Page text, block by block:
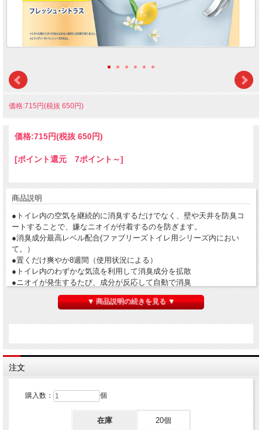
価格:715円(税抜 650円)
価格:715円(税抜 650円)
[ポイント還元 7ポイント～]
商品説明
●トイレ内の空気を継続的に消臭するだけでなく、壁や天井を防臭コ
ートすることで、嫌なニオイが付着するのを防ぎます。
●消臭成分最高レベル配合(ファブリーズトイレ用シリーズ内におい
て。）
●置くだけ爽やか8週間（使用状況による）
●トイレ内のわずかな気流を利用して消臭成分を拡散
●ニオイが発生するたび、成分が反応して自動で消臭
●原材料・成分：香料、色素
ファブリーズ 消臭芳香剤 トイレ用 消臭成分最高レベル フレッシュ・
4987176232359
▼ 商品説明の続きを見る ▼
注文
購入数： 個
在庫 20個